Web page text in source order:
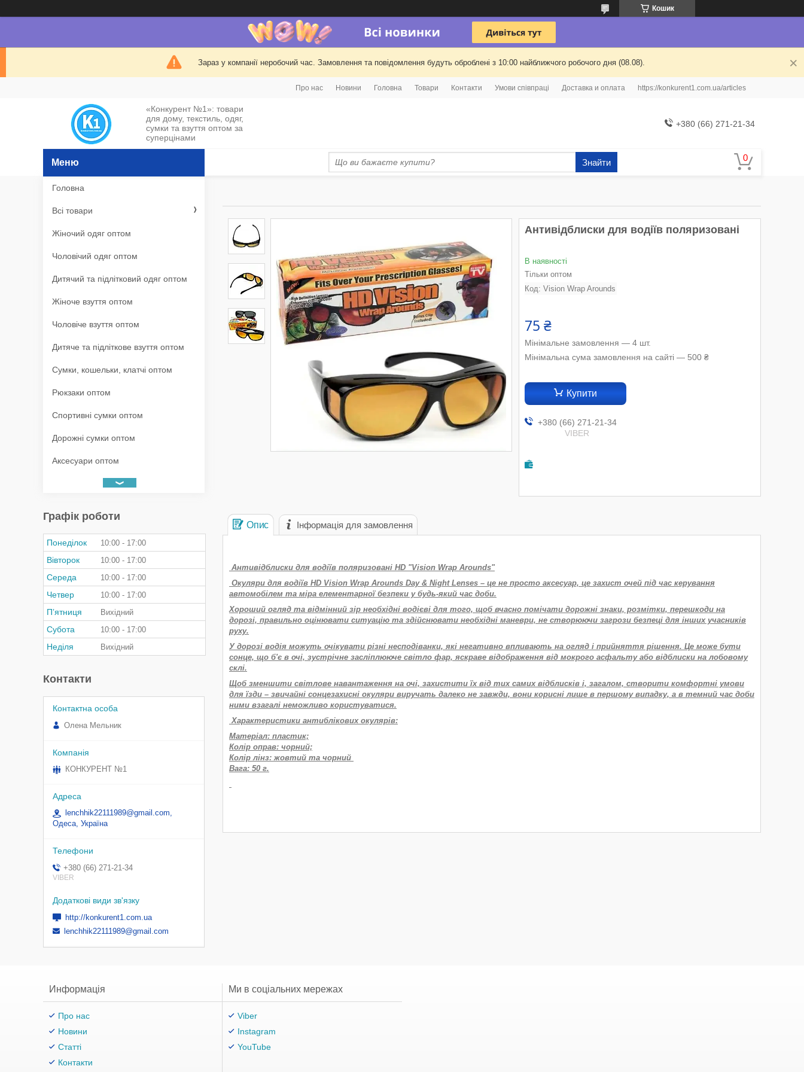
Кошик
Зараз у компанії неробочий час. Замовлення та повідомлення будуть оброблені з 10:00 найближчого робочого дня (08.08).
Про нас Новини Головна Товари Контакти Умови співпраці Доставка и оплата https://konkurent1.com.ua/articles
«Конкурент №1»: товари
для дому, текстиль, одяг,
сумки та взуття оптом за
суперцінами
+380 (66) 271-21-34
Знайти
Антивідблиски для водіїв поляризовані
В наявності
Тільки оптом
Код: Vision Wrap Arounds
75 ₴
Мінімальне замовлення — 4 шт.
Мінімальна сума замовлення на сайті — 500 ₴
Купити
+380 (66) 271-21-34
VIBER
Опис Інформація для замовлення
Антивідблиски для водіїв поляризовані HD "Vision Wrap Arounds"
Окуляри для водіїв HD Vision Wrap Arounds Day & Night Lenses – це не просто аксесуар, це захист очей під час керування
автомобілем та міра елементарної безпеки у будь-який час доби.
Хороший огляд та відмінний зір необхідні водієві для того, щоб вчасно помічати дорожні знаки, розмітки, перешкоди на
дорозі, правильно оцінювати ситуацію та здійснювати необхідні маневри, не створюючи загрози безпеці для інших учасників
руху.
У дорозі водія можуть очікувати різні несподіванки, які негативно впливають на огляд і прийняття рішення. Це може бути
сонце, що б'є в очі, зустрічне засліплююче світло фар, яскраве відображення від мокрого асфальту або відблиски на лобовому
склі.
Щоб зменшити світлове навантаження на очі, захистити їх від тих самих відблисків і, загалом, створити комфортні умови
для їзди – звичайні сонцезахисні окуляри виручать далеко не завжди, вони корисні лише в першому випадку, а в темний час доби
ними взагалі неможливо користуватися.
Характеристики антиблікових окулярів:
Матеріал: пластик;
Колір оправ: чорний;
Колір лінз: жовтий та чорний
Вага: 50 г.
Головна
Всі товари
Жіночий одяг оптом
Чоловічий одяг оптом
Дитячий та підлітковий одяг оптом
Жіноче взуття оптом
Чоловіче взуття оптом
Дитяче та підліткове взуття оптом
Сумки, кошельки, клатчі оптом
Рюкзаки оптом
Спортивні сумки оптом
Дорожні сумки оптом
Аксесуари оптом
Графік роботи
Понеділок 10:00 17:00
Вівторок 10:00 17:00
Середа 10:00 17:00
Четвер 10:00 17:00
Пʼятниця Вихідний
Субота 10:00 17:00
Неділя Вихідний
Контакти
Олена Мельник
КОНКУРЕНТ №1
lenchhik22111989@gmail.com,
Одеса, Україна
+380 (66) 271-21-34
VIBER
http://konkurent1.com.ua
lenchhik22111989@gmail.com
Информація
Про нас
Новини
Статті
Контакти
Ми в соціальних мережах
Viber
Instagram
YouTube